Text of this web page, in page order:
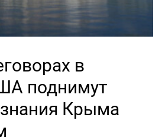
в
поднимут
Крыма